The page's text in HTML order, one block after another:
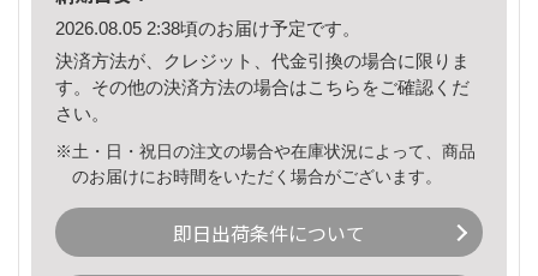
2026.08.05 2:38頃のお届け予定です。
決済方法が、クレジット、代金引換の場合に限りま
す。その他の決済方法の場合はこちら をご確認くだ
さい。
※土・日・祝日の注文の場合や在庫状況によって、商品
のお届けにお時間をいただく場合がございます。
即日出荷条件について